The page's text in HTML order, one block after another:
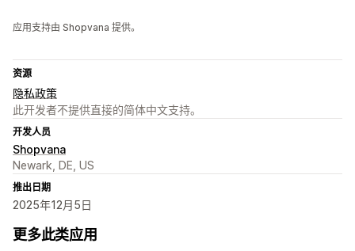
应用支持由 Shopvana 提供。
资源
隐私政策
此开发者不提供直接的简体中文支持。
开发人员
Shopvana
Newark, DE, US
推出日期
2025年12月5日
更多此类应用